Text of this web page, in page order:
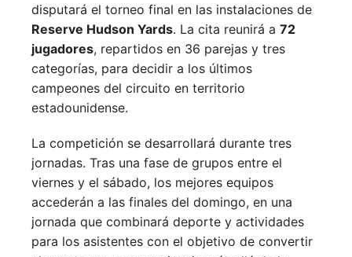
disputará el torneo final en las instalaciones de
Reserve Hudson Yards. La cita reunirá a 72
jugadores, repartidos en 36 parejas y tres
categorías, para decidir a los últimos
campeones del circuito en territorio
estadounidense.
La competición se desarrollará durante tres
jornadas. Tras una fase de grupos entre el
viernes y el sábado, los mejores equipos
accederán a las finales del domingo, en una
jornada que combinará deporte y actividades
para los asistentes con el objetivo de convertir